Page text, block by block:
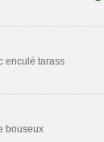
enculé tarass
bouseux